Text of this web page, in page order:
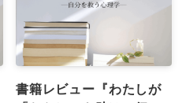
書籍レビュー『わたしが